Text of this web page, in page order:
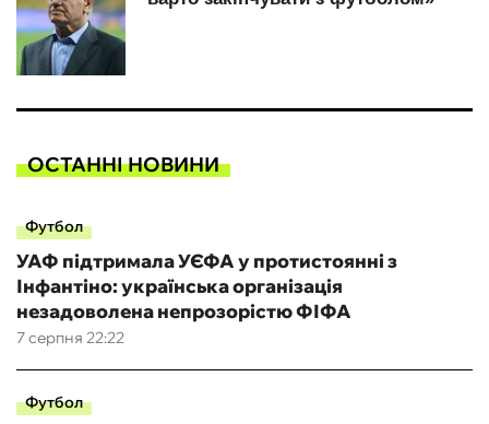
ОСТАННІ НОВИНИ
Футбол
7 серпня 22:22
УАФ підтримала УЄФА у протистоянні з
Інфантіно: українська організація
незадоволена непрозорістю ФІФА
Футбол